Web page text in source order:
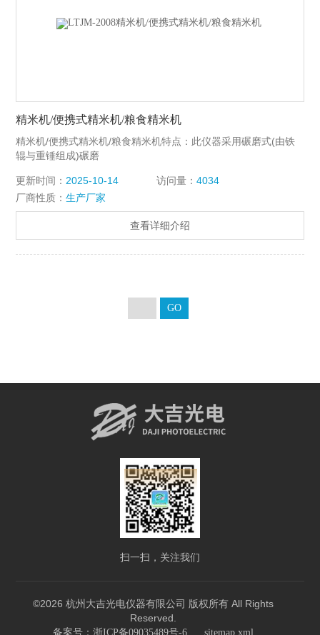
精米机/便携式精米机/粮食精米机
精米机/便携式精米机/粮食精米机特点：此仪器采用碾磨式(由铁
辊与重锤组成)碾磨
更新时间： 2025-10-14 访问量： 4034
厂商性质：生产厂家
查看详细介绍
扫一扫，关注我们
©2026 杭州大吉光电仪器有限公司 版权所有 All Rights
Reserved.
备案号：浙ICP备09035489号-6 sitemap.xml